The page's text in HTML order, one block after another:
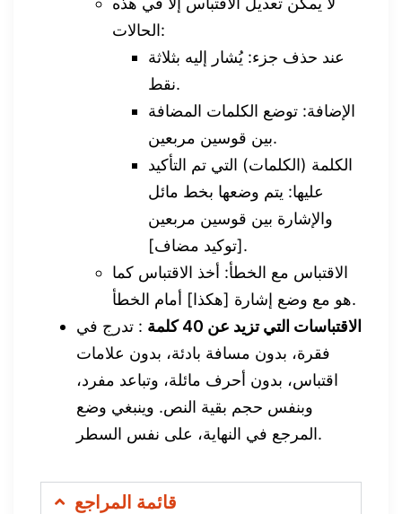
الحالات:
عند حذف جزء: يُشار إليه بثلاثة
نقط.
الإضافة: توضع الكلمات المضافة
بين قوسين مربعين.
الكلمة (الكلمات) التي تم التأكيد
عليها: يتم وضعها بخط مائل
والإشارة بين قوسين مربعين
[توكيد مضاف].
الاقتباس مع الخطأ: أخذ الاقتباس كما
هو مع وضع إشارة [هكذا] أمام الخطأ.
الاقتباسات التي تزيد عن 40 كلمة
: تدرج في
فقرة، بدون مسافة بادئة، بدون علامات
اقتباس، بدون أحرف مائلة، وتباعد مفرد،
وبنفس حجم بقية النص. وينبغي وضع
المرجع في النهاية، على نفس السطر.
قائمة المراجع